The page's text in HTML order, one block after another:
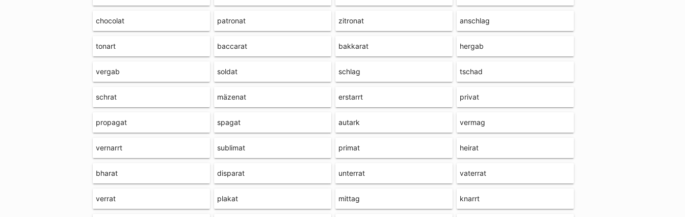
chocolat patronat zitronat anschlag
tonart baccarat bakkarat hergab
vergab soldat schlag tschad
schrat mäzenat erstarrt privat
propagat spagat autark vermag
vernarrt sublimat primat heirat
bharat disparat unterrat vaterrat
verrat plakat mittag knarrt